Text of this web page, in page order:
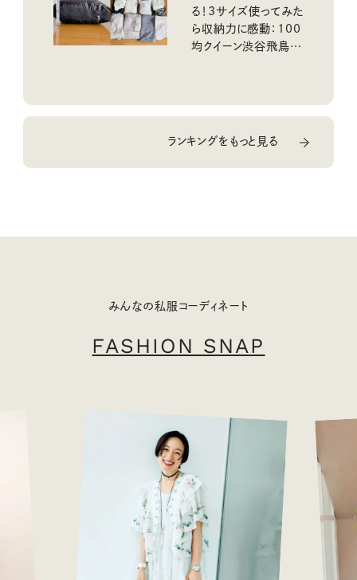
る！3サイズ使ってみた
ら収納力に感動：100
均クイーン渋谷飛鳥の
ランキングをもっと見る
みんなの私服コーディネート
FASHION SNAP